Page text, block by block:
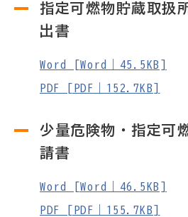
指定可燃物貯蔵取扱
出書
Word [Word｜45.5KB]
PDF [PDF｜152.7KB]
少量危険物・指定可
請書
Word [Word｜46.5KB]
PDF [PDF｜155.7KB]